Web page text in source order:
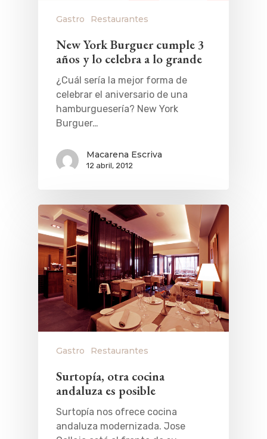
Gastro Restaurantes
New York Burguer cumple 3
años y lo celebra a lo grande
¿Cuál sería la mejor forma de
celebrar el aniversario de una
hamburguesería? New York
Burguer…
Macarena Escriva
12 abril, 2012
Gastro Restaurantes
Surtopía, otra cocina
andaluza es posible
Surtopía nos ofrece cocina
andaluza modernizada. Jose